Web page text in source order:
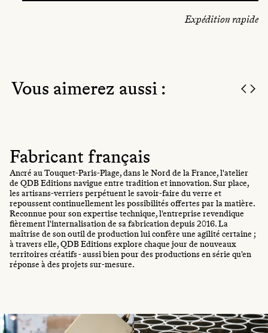
Expédition rapide
Vous aimerez aussi :
Fabricant français
Ancré au Touquet-Paris-Plage, dans le Nord de la France, l'atelier
de QDB Editions navigue entre tradition et innovation. Sur place,
les artisans-verriers perpétuent le savoir-faire du verre et
repoussent continuellement les possibilités offertes par la matière.
Reconnue pour son expertise technique, l'entreprise revendique
fièrement l'internalisation de sa fabrication depuis 2016. La
maîtrise de son outil de production lui confère une agilité certaine ;
à travers elle, QDB Editions explore chaque jour de nouveaux
territoires créatifs - aussi bien pour des productions en série qu'en
réponse à des projets sur-mesure.